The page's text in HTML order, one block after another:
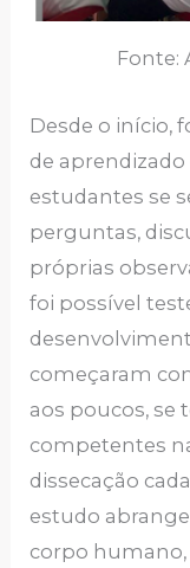
Fonte:
Desde o início,
de
estudantes se
perguntas,
próprias
foi possível
começaram
aos poucos, se
competentes
dissecação
estudo
corpo